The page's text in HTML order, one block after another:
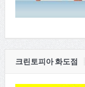
크린토피아 화도점